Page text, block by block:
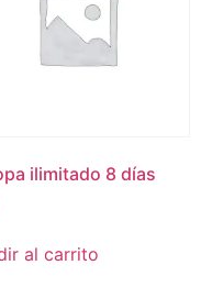
ilimitado 8 días
al carrito